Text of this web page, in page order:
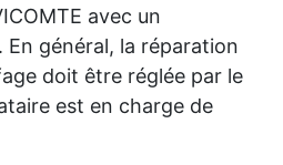
avec un
général, la réparation
doit être réglée par le
est en charge de